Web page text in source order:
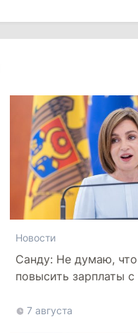
Новости
Санду: Не думаю, что
повысить зарплаты с
7 августа